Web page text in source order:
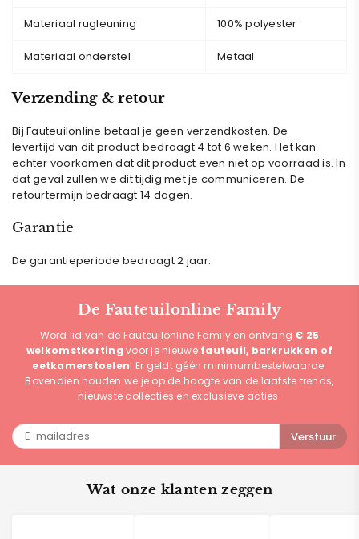
Materiaal rugleuning 100% polyester
Materiaal onderstel Metaal
Verzending & retour
Bij Fauteuilonline betaal je geen verzendkosten. De
levertijd van dit product bedraagt 4 tot 6 weken. Het kan
echter voorkomen dat dit product even niet op voorraad is. In
dat geval zullen we dit tijdig met je communiceren. De
retourtermijn bedraagt 14 dagen.
Garantie
De garantieperiode bedraagt 2 jaar.
De Fauteuilonline Family
Word lid van de Fauteuilonline Family en ontvang € 25
welkomstkortingvoor je nieuwe fauteuil, barkrukken of
eetkamerstoelen! Er geldt géén minimumbestelwaarde.
Bovendien houden we je op de hoogte van de laatste trends,
nieuwste collecties en exclusieve acties.
Verstuur
Wat onze klanten zeggen